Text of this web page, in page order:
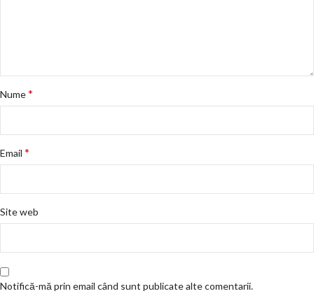
Nume*
Email *
Site web
Notifică-mă prin email când sunt publicate alte comentarii.